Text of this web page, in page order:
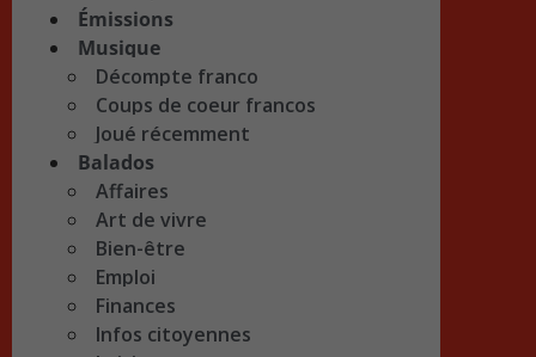
Émissions
Musique
Décompte franco
Coups de coeur francos
Joué récemment
Balados
Affaires
Art de vivre
Bien-être
Emploi
Finances
Infos citoyennes